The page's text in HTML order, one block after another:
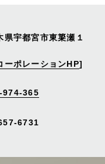
県宇都宮市東簗瀬１
ーポレーションHP]
974-365
6731